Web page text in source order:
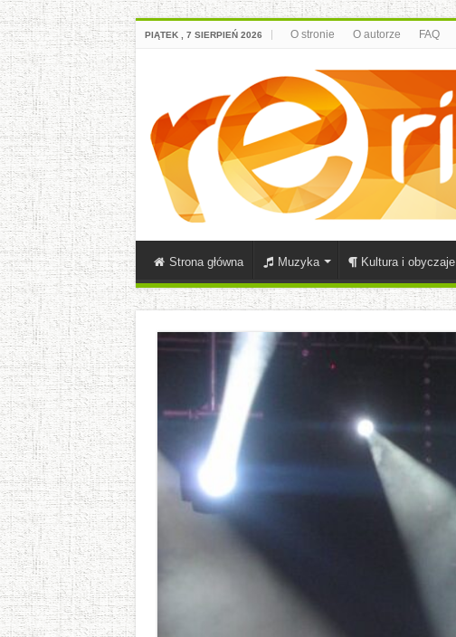
PIĄTEK , 7 SIERPIEŃ 2026 O stronie O autorze FAQ
Strona główna Muzyka Kultura i obyczaje